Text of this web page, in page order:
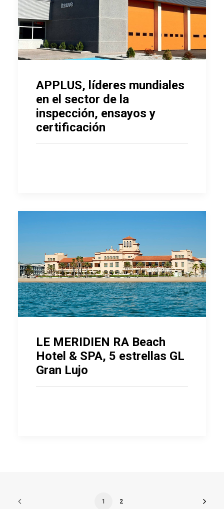
APPLUS, líderes mundiales
en el sector de la
inspección, ensayos y
certificación
LE MERIDIEN RA Beach
Hotel & SPA, 5 estrellas GL
Gran Lujo
1 2